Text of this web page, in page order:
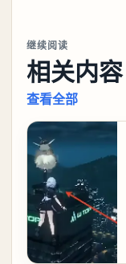
继续阅读
相关内容
查看全部